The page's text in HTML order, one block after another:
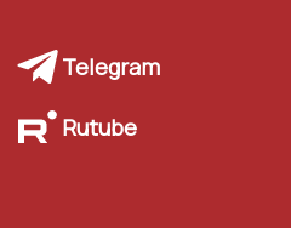
Telegram
Rutube